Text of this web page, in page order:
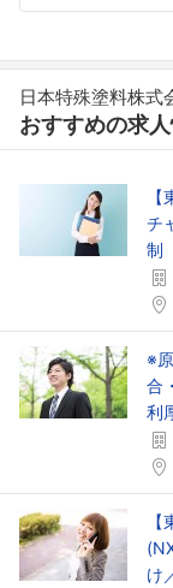
日本特殊塗料株式
おすすめの求
チ
制
※
合
利
け